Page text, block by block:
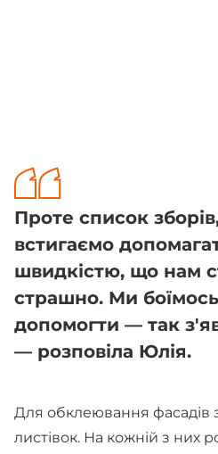
Проте список
встигаємо
швидкістю, що нам
страшно. Ми
допомогти — так
— розповіла Юлія.
Для обклеювання фасадів
листівок. На кожній з них